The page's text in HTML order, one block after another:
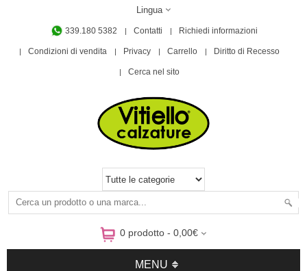
Lingua
339.180 5382 Contatti Richiedi informazioni
Condizioni di vendita Privacy Carrello Diritto di Recesso
Cerca nel sito
0 prodotto - 0,00€
MENU